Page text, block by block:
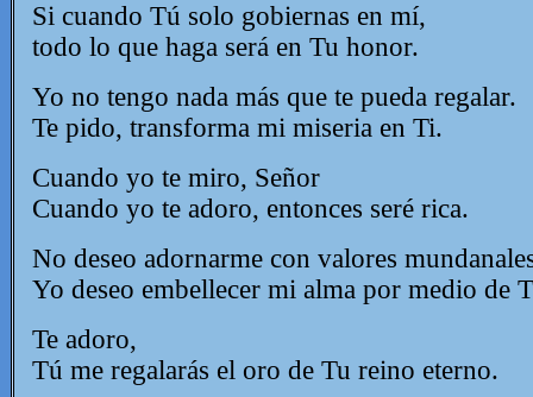
Si cuando Tú solo gobiernas en mí,
todo lo que haga será en Tu honor.
Yo no tengo nada más que te pueda regalar.
Te pido, transforma mi miseria en Ti.
Cuando yo te miro, Señor
Cuando yo te adoro, entonces seré rica.
No deseo adornarme con valores
Yo deseo embellecer mi alma por medio de
Te adoro,
Tú me regalarás el oro de Tu reino eterno.